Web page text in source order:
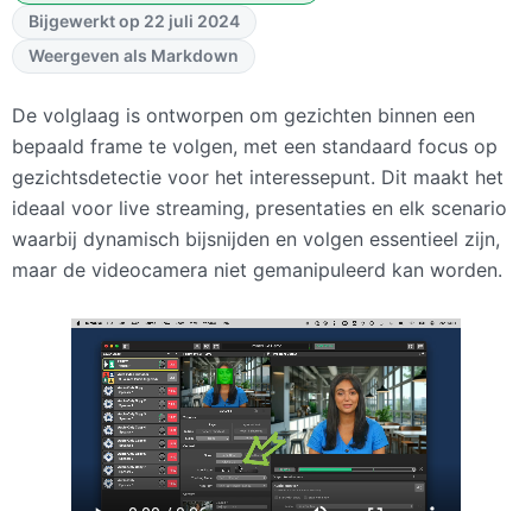
Bijgewerkt op 22 juli 2024
Weergeven als Markdown
De volglaag is ontworpen om gezichten binnen een
bepaald frame te volgen, met een standaard focus op
gezichtsdetectie voor het interessepunt. Dit maakt het
ideaal voor live streaming, presentaties en elk scenario
waarbij dynamisch bijsnijden en volgen essentieel zijn,
maar de videocamera niet gemanipuleerd kan worden.